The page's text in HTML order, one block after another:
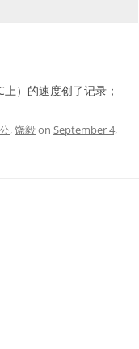
上）的速度创了记录；
,饶毅on September 4,